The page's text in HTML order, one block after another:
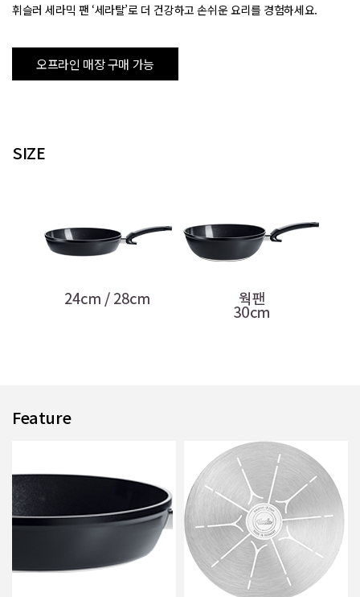
휘슬러 세라믹 팬 ‘세라탈’로 더 건강하고 손쉬운 요리를 경험하세요.
오프라인 매장 구매 가능
SIZE
Feature